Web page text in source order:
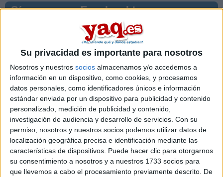
Su privacidad es importante para nosotros
Nosotros y nuestros socios almacenamos y/o accedemos a
información en un dispositivo, como cookies, y procesamos
datos personales, como identificadores únicos e información
estándar enviada por un dispositivo para publicidad y contenido
personalizado, medición de publicidad y contenido,
investigación de audiencia y desarrollo de servicios. Con su
permiso, nosotros y nuestros socios podemos utilizar datos de
localización geográfica precisa e identificación mediante las
características de dispositivos. Puede hacer clic para otorgarnos
su consentimiento a nosotros y a nuestros 1733 socios para
que llevemos a cabo el procesamiento previamente descrito. De
¡Síguenos en Facebook!